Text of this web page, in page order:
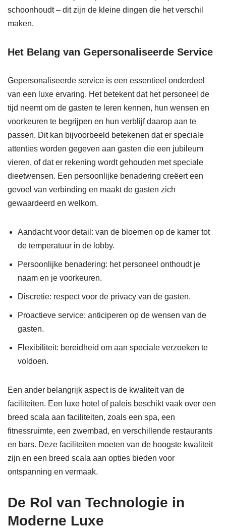
schoonhoudt – dit zijn de kleine dingen die het verschil
maken.
Het Belang van Gepersonaliseerde Service
Gepersonaliseerde service is een essentieel onderdeel
van een luxe ervaring. Het betekent dat het personeel de
tijd neemt om de gasten te leren kennen, hun wensen en
voorkeuren te begrijpen en hun verblijf daarop aan te
passen. Dit kan bijvoorbeeld betekenen dat er speciale
attenties worden gegeven aan gasten die een jubileum
vieren, of dat er rekening wordt gehouden met speciale
dieetwensen. Een persoonlijke benadering creëert een
gevoel van verbinding en maakt de gasten zich
gewaardeerd en welkom.
Aandacht voor detail: van de bloemen op de kamer tot
de temperatuur in de lobby.
Persoonlijke benadering: het personeel onthoudt je
naam en je voorkeuren.
Discretie: respect voor de privacy van de gasten.
Proactieve service: anticiperen op de wensen van de
gasten.
Flexibiliteit: bereidheid om aan speciale verzoeken te
voldoen.
Een ander belangrijk aspect is de kwaliteit van de
faciliteiten. Een luxe hotel of paleis beschikt vaak over een
breed scala aan faciliteiten, zoals een spa, een
fitnessruimte, een zwembad, en verschillende restaurants
en bars. Deze faciliteiten moeten van de hoogste kwaliteit
zijn en een breed scala aan opties bieden voor
ontspanning en vermaak.
De Rol van Technologie in
Moderne Luxe